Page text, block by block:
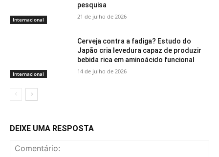
Internacional
pesquisa
21 de julho de 2026
Internacional
Cerveja contra a fadiga? Estudo do
Japão cria levedura capaz de produzir
bebida rica em aminoácido funcional
14 de julho de 2026
DEIXE UMA RESPOSTA